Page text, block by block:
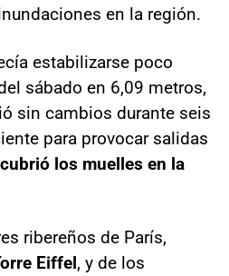
en la región.
estabilizarse poco
sábado en 6,09 metros,
sin cambios durante seis
para provocar salidas
cubrió los muelles en la
ribereños de París,
Eiffel, y de los